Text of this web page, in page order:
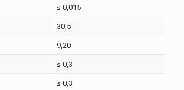
≤ 0,015
30,5
9,20
≤ 0,3
≤ 0,3